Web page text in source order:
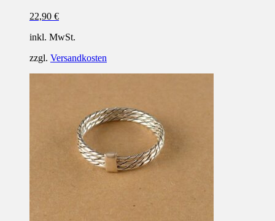
22,90 €
inkl. MwSt.
zzgl. Versandkosten